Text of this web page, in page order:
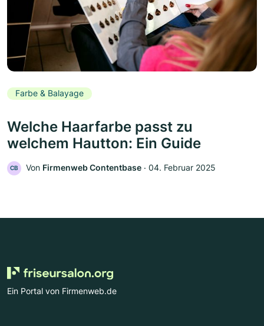
Farbe & Balayage
Welche Haarfarbe passt zu
welchem Hautton: Ein Guide
CB Von Firmenweb Contentbase ‧ 04. Februar 2025
Ein Portal von Firmenweb.de